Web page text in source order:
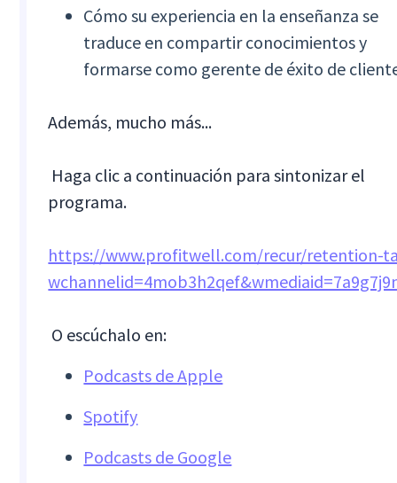
Cómo su experiencia en la enseñanza se
traduce en compartir conocimientos y
formarse como gerente de éxito de
Además, mucho más...
‍ Haga clic a continuación para sintonizar el
programa.
https://www.profitwell.com/recur/retention-
‍ O escúchalo en:
Podcasts de Apple
Spotify
Podcasts de Google